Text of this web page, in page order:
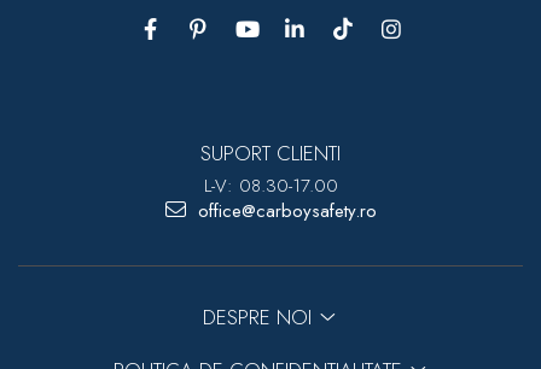
SUPORT CLIENTI
L-V: 08.30-17.00
office@carboysafety.ro
DESPRE NOI